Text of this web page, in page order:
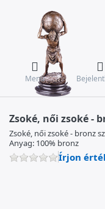
Menü
Zsoké, női zsoké -
Zsoké, női zsoké - bronz
Anyag: 100% bronz
Írjon